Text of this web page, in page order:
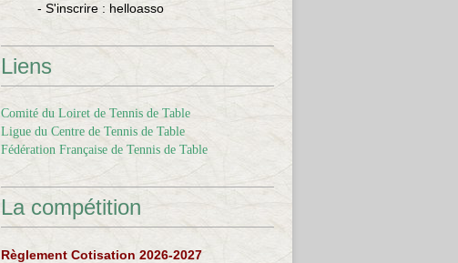
- S'inscrire : helloasso
Liens
Comité du Loiret de Tennis de Table
Ligue du Centre de Tennis de Table
Fédération Française de Tennis de Table
La compétition
Règlement Cotisation 2026-2027